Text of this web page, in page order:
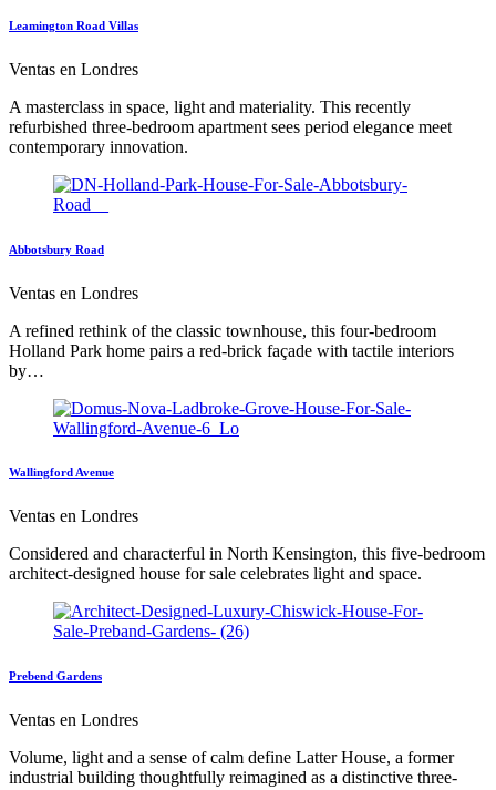
Leamington Road Villas
Ventas en Londres
A masterclass in space, light and materiality. This recently
refurbished three-bedroom apartment sees period elegance meet
contemporary innovation.
Abbotsbury Road
Ventas en Londres
A refined rethink of the classic townhouse, this four-bedroom
Holland Park home pairs a red-brick façade with tactile interiors
by…
Wallingford Avenue
Ventas en Londres
Considered and characterful in North Kensington, this five-bedroom
architect-designed house for sale celebrates light and space.
Prebend Gardens
Ventas en Londres
Volume, light and a sense of calm define Latter House, a former
industrial building thoughtfully reimagined as a distinctive three-